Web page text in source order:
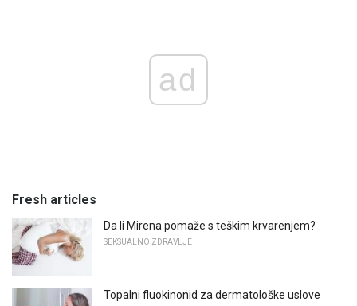
ad
Fresh articles
Da li Mirena pomaže s teškim krvarenjem?
SEKSUALNO ZDRAVLJE
Topalni fluokinonid za dermatološke uslove